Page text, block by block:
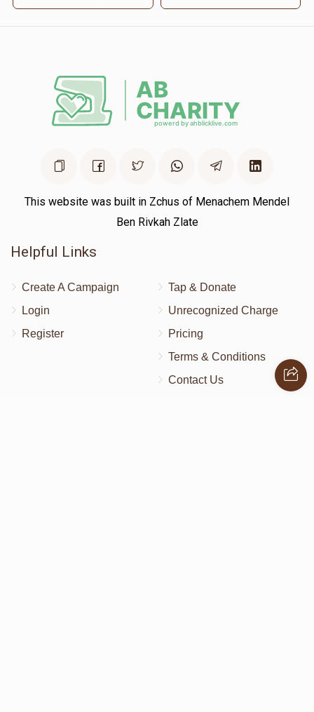
This website was built in Zchus of Menachem Mendel
Ben Rivkah Zlate
Helpful Links
Create A Campaign
Login
Register
Tap & Donate
Unrecognized Charge
Pricing
Terms & Conditions
Contact Us